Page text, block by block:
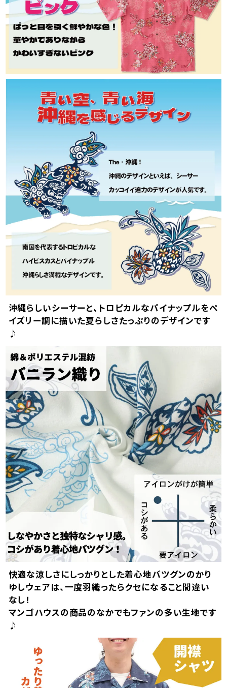
沖縄らしいシーサーと、トロピカルなパイナップルをペ
イズリー調に描いた夏らしさたっぷりのデザインです
♪
快適な涼しさにしっかりとした着心地バツグンのかり
ゆしウェアは、一度羽織ったらクセになること間違い
なし！
マンゴハウスの商品のなかでもファンの多い生地です
♪